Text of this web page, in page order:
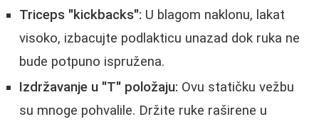
Triceps "kickbacks": U blagom naklonu, lakat
visoko, izbacujte podlakticu unazad dok ruka ne
bude potpuno ispružena.
Izdržavanje u "T" položaju: Ovu statičku vežbu
su mnoge pohvalile. Držite ruke raširene u